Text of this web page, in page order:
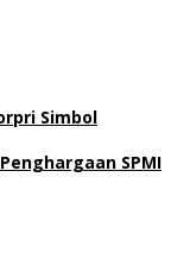
Simbol
SPMI